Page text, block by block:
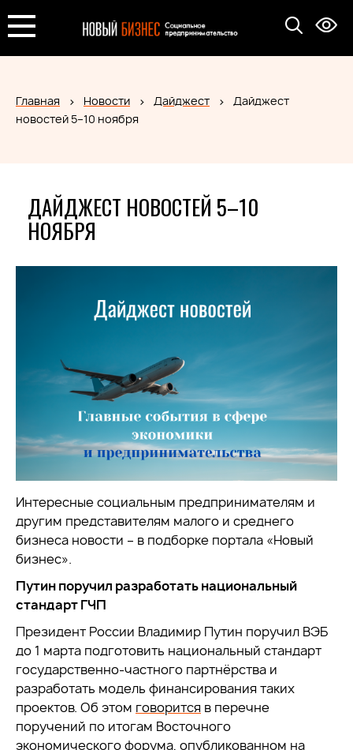
Главная Новости Дайджест
Дайджест
новостей 5–10 ноября
ДАЙДЖЕСТ НОВОСТЕЙ 5–10
НОЯБРЯ
Интересные социальным предпринимателям и
другим представителям малого и среднего
бизнеса новости – в подборке портала «Новый
бизнес».
Путин поручил разработать национальный
стандарт ГЧП
Президент России Владимир Путин поручил ВЭБ
до 1 марта подготовить национальный стандарт
государственно-частного партнёрства и
разработать модель финансирования таких
проектов. Об этом говорится в перечне
поручений по итогам Восточного
экономического форума, опубликованном на